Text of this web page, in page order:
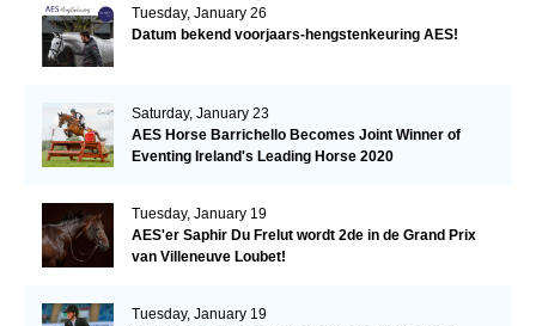
Tuesday, January 26
Datum bekend voorjaars-hengstenkeuring AES!
Saturday, January 23
AES Horse Barrichello Becomes Joint Winner of
Eventing Ireland's Leading Horse 2020
Tuesday, January 19
AES'er Saphir Du Frelut wordt 2de in de Grand Prix
van Villeneuve Loubet!
Tuesday, January 19